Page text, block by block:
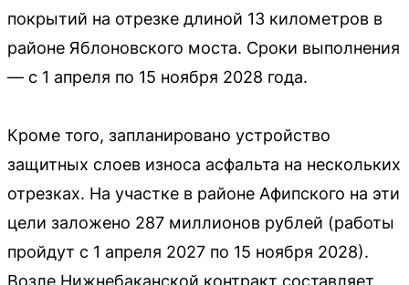
покрытий на отрезке длиной 13 километров в
районе Яблоновского моста. Сроки выполнения
— с 1 апреля по 15 ноября 2028 года.
Кроме того, запланировано устройство
защитных слоев износа асфальта на нескольких
отрезках. На участке в районе Афипского на эти
цели заложено 287 миллионов рублей (работы
пройдут с 1 апреля 2027 по 15 ноября 2028).
Возле Нижнебаканской контракт составляет